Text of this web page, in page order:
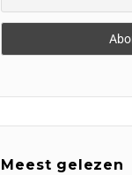
Meest gelezen